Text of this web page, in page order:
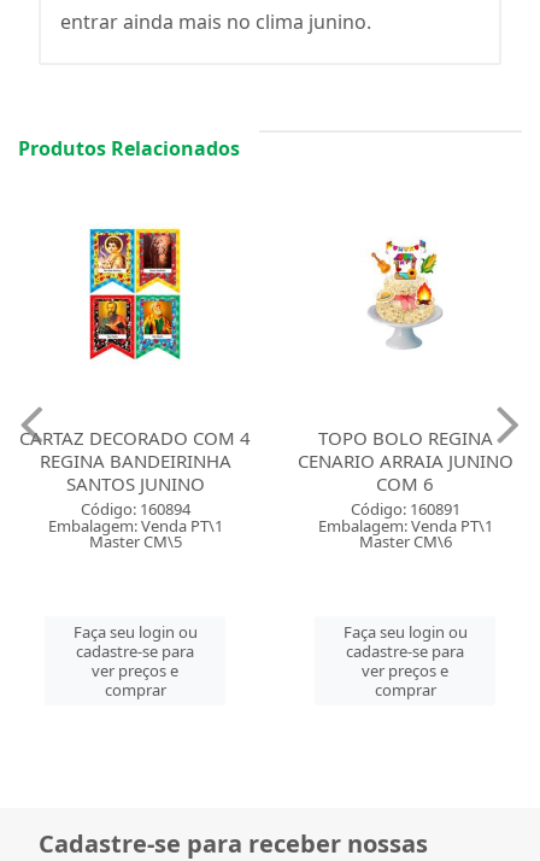
entrar ainda mais no clima junino.
Produtos Relacionados
CARTAZ DECORADO COM 4
REGINA BANDEIRINHA
SANTOS JUNINO
Código: 160894
Embalagem: Venda PT\1
Master CM\5
Faça seu login ou
cadastre-se para
ver preços e
comprar
TOPO BOLO REGINA
CENARIO ARRAIA JUNINO
COM 6
Código: 160891
Embalagem: Venda PT\1
Master CM\6
Faça seu login ou
cadastre-se para
ver preços e
comprar
Cadastre-se para receber nossas